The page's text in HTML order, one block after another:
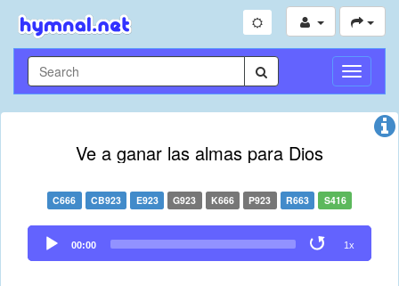
Toggle
Ve a ganar las almas para Dios
C666 CB923 E923 G923 K666 P923 R663 S416
Audio
Player
00:00 1x